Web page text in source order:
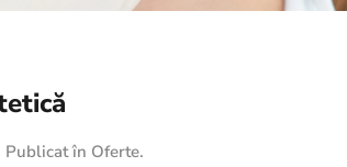
Publicat în Oferte.